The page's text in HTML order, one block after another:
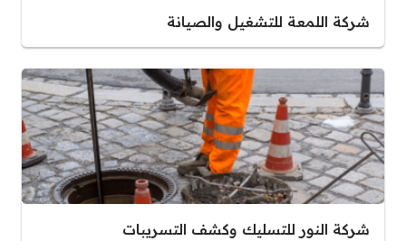
شركة اللمعة للتشغيل والصيانة
شركة النور للتسليك وكشف التسريبات